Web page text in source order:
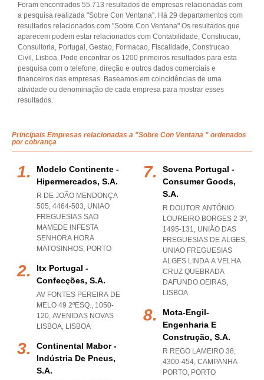
Foram encontrados 55.713 resultados de empresas relacionadas com
a pesquisa realizada "Sobre Con Ventana". Há 29 departamentos com
resultados relacionados com "Sobre Con Ventana".Os resultados que
aparecem podem estar relacionados com Contabilidade, Construcao,
Consultoria, Portugal, Gestao, Formacao, Fiscalidade, Construcao
Civil, Lisboa. Pode encontrar os 1200 primeiros resultados para esta
pesquisa com o telefone, direção e outros dados comerciais e
financeiros das empresas. Baseamos em coincidências de uma
atividade ou denominação de cada empresa para mostrar esses
resultados.
Principais Empresas relacionadas a "Sobre Con Ventana " ordenados
por cobrança
Modelo Continente -
Hipermercados, S.a.
R DE JOÃO MENDONÇA
505, 4464-503, UNIAO
FREGUESIAS SAO
MAMEDE INFESTA
SENHORA HORA
MATOSINHOS, PORTO
Itx Portugal -
Confecções, S.a.
AV FONTES PEREIRA DE
MELO 49 2ºESQ., 1050-
120, AVENIDAS NOVAS
LISBOA, LISBOA
Continental Mabor -
Indústria De Pneus,
S.a.
Sovena Portugal -
Consumer Goods,
S.a.
R DOUTOR ANTÓNIO
LOUREIRO BORGES 2 3º,
1495-131, UNIÃO DAS
FREGUESIAS DE ALGES,
UNIAO FREGUESIAS
ALGES LINDA A VELHA
CRUZ QUEBRADA
DAFUNDO OEIRAS,
LISBOA
Mota-Engil-
Engenharia E
Construção, S.a.
R REGO LAMEIRO 38,
4300-454, CAMPANHA
PORTO, PORTO